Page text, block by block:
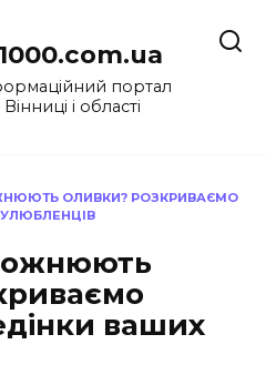
портал
Вінниці і області
ОЛИВКИ? РОЗКРИВАЄМО
ваших